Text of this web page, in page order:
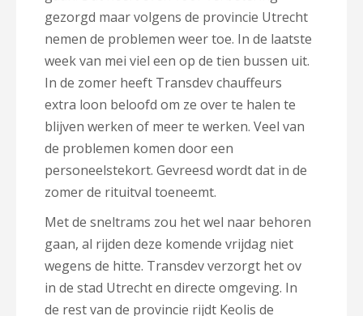
gezorgd maar volgens de provincie Utrecht
nemen de problemen weer toe. In de laatste
week van mei viel een op de tien bussen uit.
In de zomer heeft Transdev chauffeurs
extra loon beloofd om ze over te halen te
blijven werken of meer te werken. Veel van
de problemen komen door een
personeelstekort. Gevreesd wordt dat in de
zomer de rituitval toeneemt.
Met de sneltrams zou het wel naar behoren
gaan, al rijden deze komende vrijdag niet
wegens de hitte. Transdev verzorgt het ov
in de stad Utrecht en directe omgeving. In
de rest van de provincie rijdt Keolis de